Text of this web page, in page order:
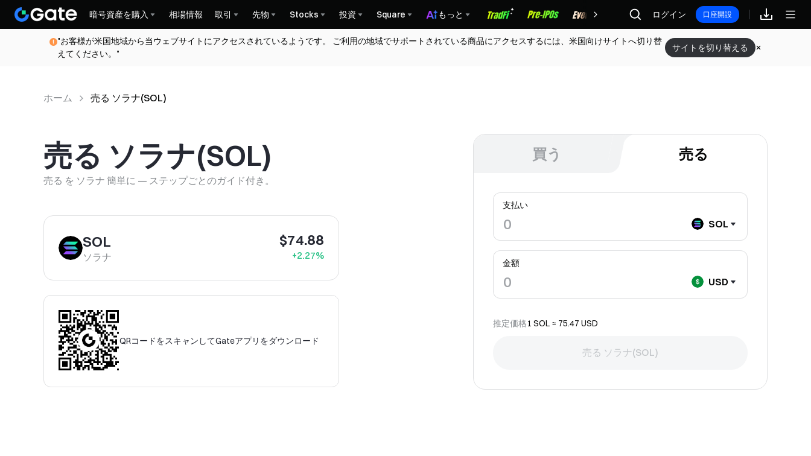
暗号資産を購入 相場情報 取引 先物 Stocks 投資 Square もっと 報酬 ログイン 口座開設
"お客様が米国地域から当ウェブサイトにアクセスされているようです。 ご利用の地域でサポートされている商品にアクセスするには、米国向けサイトへ切り替
えてください。"
サイトを切り替える
ホーム 売る ソラナ(SOL) メニュー
ホーム 売る ソラナ(SOL)
売る ソラナ(SOL)
売る を ソラナ 簡単に — ステップごとのガイド付き。
SOL
ソラナ
$74.88
+2.27%
QRコードをスキャンしてGateアプリをダウンロード
買う 売る
支払い
SOL
金額
USD
推定価格1 SOL ≈ 75.47 USD
売る ソラナ(SOL)